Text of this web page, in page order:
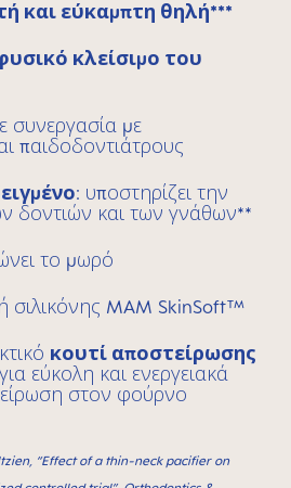
και εύκαμπτη θηλή***
κλείσιμο του
συνεργασία με
παιδοδοντιάτρους
: υποστηρίζει την
δοντιών και των γνάθων**
το μωρό
σιλικόνης MAM SkinSoft™
κουτί αποστείρωσης
για εύκολη και ενεργειακά
στον φούρνο
“Effect of a thin-neck paciﬁer on